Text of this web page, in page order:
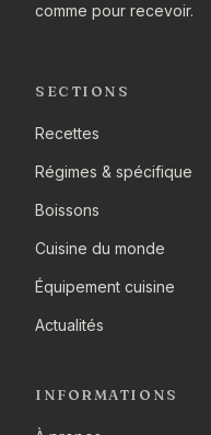
comme pour recevoir.
SECTIONS
Recettes
Régimes & spécifique
Boissons
Cuisine du monde
Équipement cuisine
Actualités
INFORMATIONS